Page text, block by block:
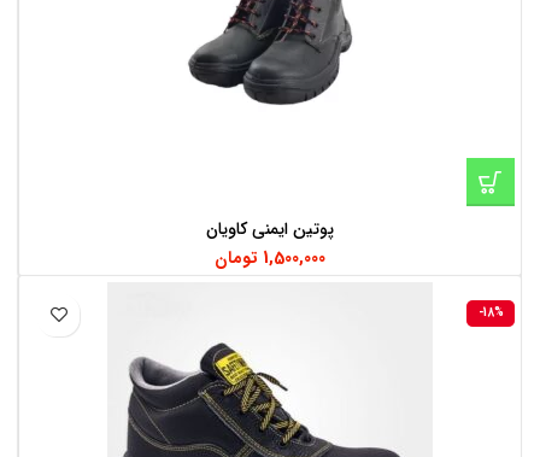
پوتین ایمنی کاویان
1,500,000 تومان
-18%